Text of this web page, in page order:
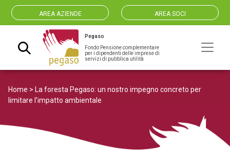
AREA AZIENDE AREA SOCI
Navigazione principale
Pegaso
Fondo Pensione complementare
per i dipendenti delle imprese di
servizi di pubblica utilità
Home > La foresta Pegaso: un nostro impegno concreto per
limitare l’impatto ambientale